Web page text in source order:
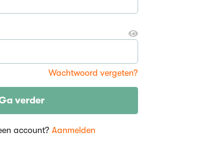
Wachtwoord vergeten?
verder
account? Aanmelden